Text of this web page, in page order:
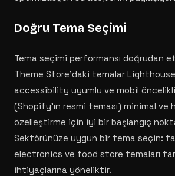
Doğru Tema Seçimi
Tema seçimi performansı doğrudan
Theme Store'daki temalar
accessibility uyumlu ve mobil öncelikli
(Shopify'ın resmi teması) minimal ve
özelleştirme için iyi bir başlangıç
Sektörünüze uygun bir tema seçin:
electronics ve food store temaları
ihtiyaçlarına yöneliktir.